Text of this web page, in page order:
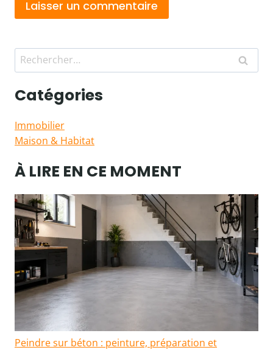
Rechercher :
Catégories
Immobilier
Maison & Habitat
À LIRE EN CE MOMENT
Peindre sur béton : peinture, préparation et